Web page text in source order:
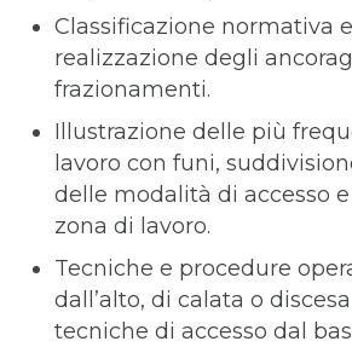
Classificazione normativa
realizzazione degli
frazionamenti.
Illustrazione delle più
lavoro con funi,
delle modalità di accesso
zona di lavoro.
Tecniche e procedure
dall’alto, di calata o
tecniche di accesso dal